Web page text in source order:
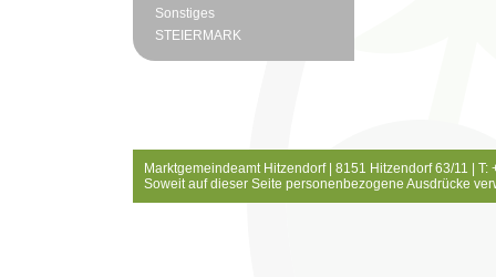
Sonstiges
STEIERMARK
Marktgemeindeamt Hitzendorf | 8151 Hitzendorf 63/11 |
Soweit auf dieser Seite personenbezogene Ausdrücke